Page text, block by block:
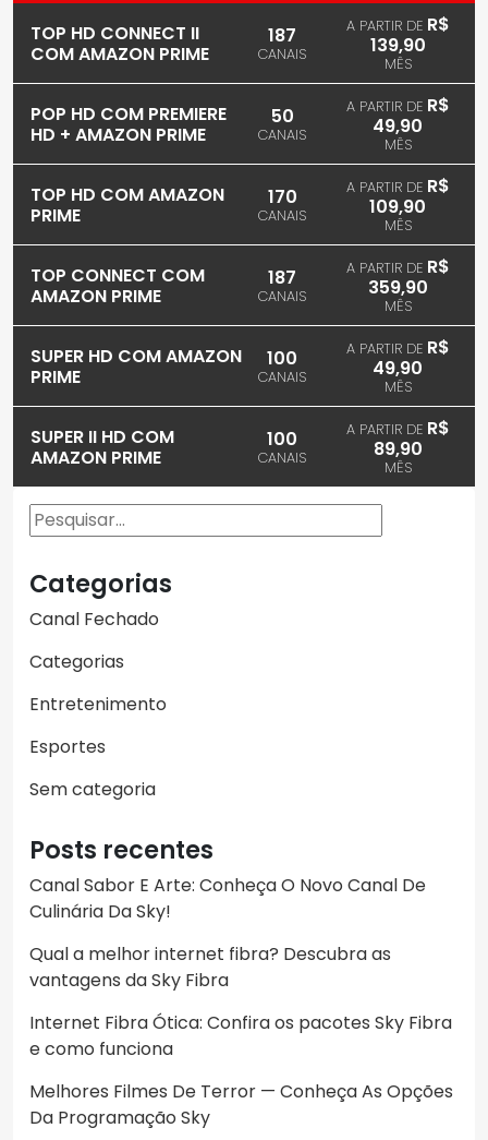
TOP HD CONNECT II
COM AMAZON PRIME
187
CANAIS
A PARTIR DE R$
139,90
MÊS
POP HD COM PREMIERE
HD + AMAZON PRIME
50
CANAIS
A PARTIR DE R$
49,90
MÊS
TOP HD COM AMAZON
PRIME
170
CANAIS
A PARTIR DE R$
109,90
MÊS
TOP CONNECT COM
AMAZON PRIME
187
CANAIS
A PARTIR DE R$
359,90
MÊS
SUPER HD COM AMAZON
PRIME
100
CANAIS
A PARTIR DE R$
49,90
MÊS
SUPER II HD COM
AMAZON PRIME
100
CANAIS
A PARTIR DE R$
89,90
MÊS
Pesquisar
Categorias
Canal Fechado
Categorias
Entretenimento
Esportes
Sem categoria
Posts recentes
Canal Sabor E Arte: Conheça O Novo Canal De
Culinária Da Sky!
Qual a melhor internet fibra? Descubra as
vantagens da Sky Fibra
Internet Fibra Ótica: Confira os pacotes Sky Fibra
e como funciona
Melhores Filmes De Terror — Conheça As Opções
Da Programação Sky